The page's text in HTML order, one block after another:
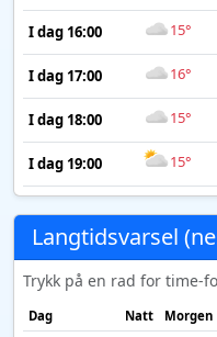
I dag 16:00 15°
I dag 17:00 16°
I dag 18:00 15°
I dag 19:00 15°
Langtidsvarsel
Trykk på en rad for time-
Dag Natt Morgen